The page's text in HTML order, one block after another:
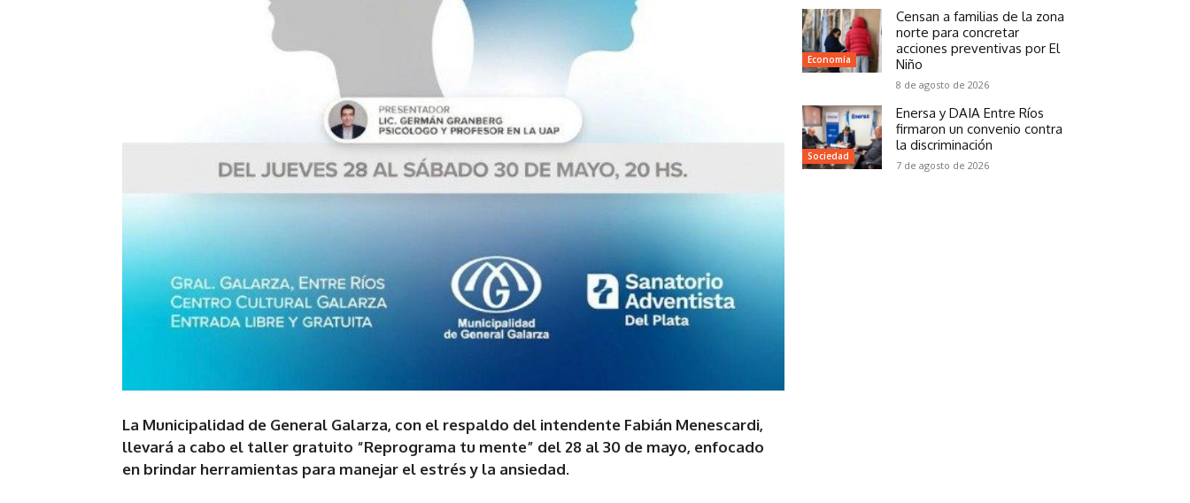
La Municipalidad de General Galarza, con el respaldo del intendente Fabián Menescardi,
llevará a cabo el taller gratuito “Reprograma tu mente” del 28 al 30 de mayo, enfocado
en brindar herramientas para manejar el estrés y la ansiedad.
Economía
Censan a familias de la zona
norte para concretar
acciones preventivas por El
Niño
8 de agosto de 2026
Sociedad
Enersa y DAIA Entre Ríos
firmaron un convenio contra
la discriminación
7 de agosto de 2026